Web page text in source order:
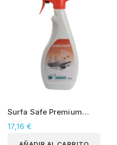
Surfa Safe Premium
(750ml)
17,16 €